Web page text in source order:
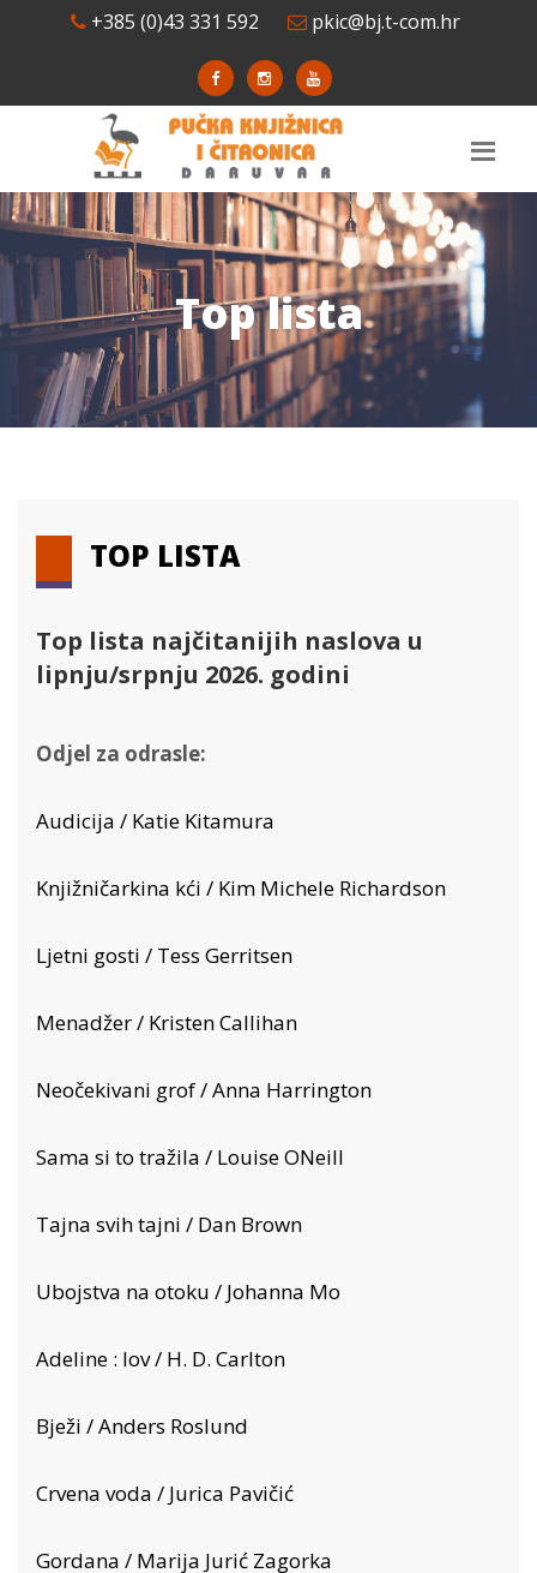
+385 (0)43 331 592 pkic@bj.t-com.hr
Top lista
TOP LISTA
Top lista najčitanijih naslova u
lipnju/srpnju 2026. godini
Odjel za odrasle:
Audicija / Katie Kitamura
Knjižničarkina kći / Kim Michele Richardson
Ljetni gosti / Tess Gerritsen
Menadžer / Kristen Callihan
Neočekivani grof / Anna Harrington
Sama si to tražila / Louise ONeill
Tajna svih tajni / Dan Brown
Ubojstva na otoku / Johanna Mo
Adeline : lov / H. D. Carlton
Bježi / Anders Roslund
Crvena voda / Jurica Pavičić
Gordana / Marija Jurić Zagorka